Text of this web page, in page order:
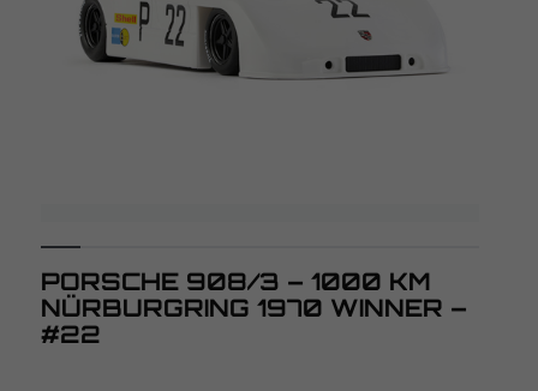
PORSCHE 908/3 – 1000 KM
NÜRBURGRING 1970 WINNER –
#22